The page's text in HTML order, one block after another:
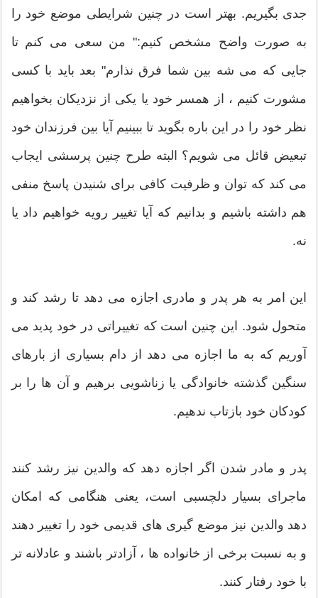
جدی بگیریم. بهتر است در چنین شرایطی موضع خود را
به صورت واضح مشخص کنیم:" من سعی می کنم تا
جایی که می شه بین شما فرق نذارم" بعد باید با کسی
مشورت کنیم ، از همسر خود یا یکی از نزدیکان بخواهیم
نظر خود را در این باره بگوید تا ببینیم آیا بین فرزندان خود
تبعیض قائل می شویم؟ البته طرح چنین پرسشی ایجاب
می کند که توان و ظرفیت کافی برای شنیدن پاسخ منفی
هم داشته باشیم و بدانیم که آیا تغییر رویه خواهیم داد یا
نه.
این امر به هر پدر و مادری اجازه می دهد تا رشد کند و
متحول شود. این چنین است که تغییراتی در خود پدید می
آوریم که به ما اجازه می دهد از دام بسیاری از بارهای
سنگین گذشته خانوادگی یا زناشویی برهیم و آن ها را بر
کودکان خود بازتاب ندهیم.
پدر و مادر شدن اگر اجازه دهد که والدین نیز رشد کنند
ماجرای بسیار دلچسبی است، یعنی هنگامی که امکان
دهد والدین نیز موضع گیری های قدیمی خود را تغییر دهند
و به نسبت برخی از خانواده ها ، آزادتر باشند و عادلانه تر
با خود رفتار کنند.